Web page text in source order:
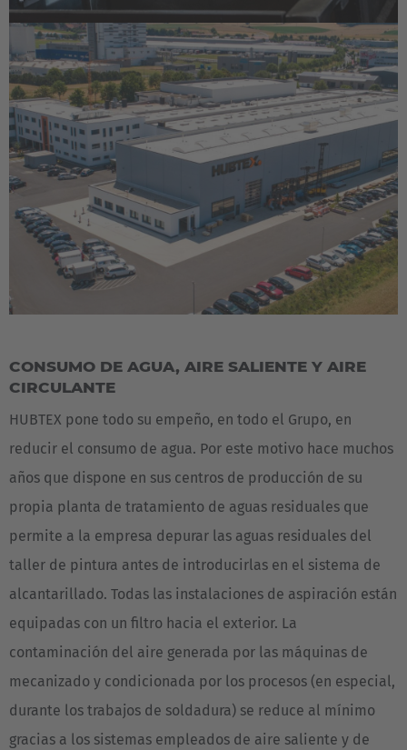
AMERICA
Brasil
Português
United States
English
ASIA/PACIFIC
CONSUMO DE AGUA, AIRE SALIENTE Y AIRE
CIRCULANTE
HUBTEX pone todo su empeño, en todo el Grupo, en
reducir el consumo de agua. Por este motivo hace muchos
años que dispone en sus centros de producción de su
propia planta de tratamiento de aguas residuales que
permite a la empresa depurar las aguas residuales del
taller de pintura antes de introducirlas en el sistema de
alcantarillado. Todas las instalaciones de aspiración están
equipadas con un filtro hacia el exterior. La
contaminación del aire generada por las máquinas de
mecanizado y condicionada por los procesos (en especial,
durante los trabajos de soldadura) se reduce al mínimo
gracias a los sistemas empleados de aire saliente y de